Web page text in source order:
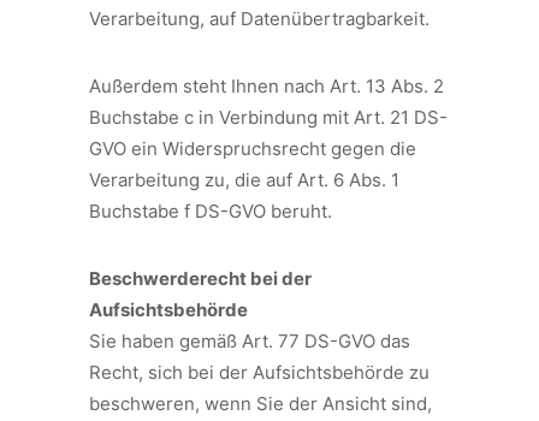
Verarbeitung, auf Datenübertragbarkeit.
Außerdem steht Ihnen nach Art. 13 Abs. 2
Buchstabe c in Verbindung mit Art. 21 DS-
GVO ein Widerspruchsrecht gegen die
Verarbeitung zu, die auf Art. 6 Abs. 1
Buchstabe f DS-GVO beruht.
Beschwerderecht bei der
Aufsichtsbehörde
Sie haben gemäß Art. 77 DS-GVO das
Recht, sich bei der Aufsichtsbehörde zu
beschweren, wenn Sie der Ansicht sind,